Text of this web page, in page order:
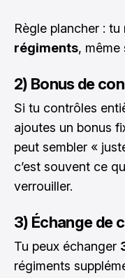
Règle plancher : tu
régiments, même
2) Bonus de
Si tu contrôles
ajoutes un bonus
peut sembler «
c’est souvent ce
verrouiller.
3) Échange de
Tu peux échanger
régiments